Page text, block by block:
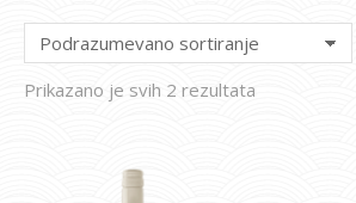
Prikazano je svih 2 rezultata